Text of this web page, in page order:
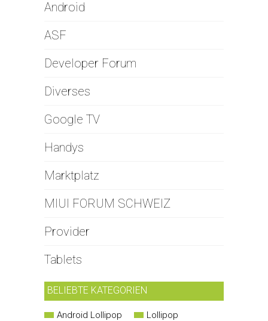
Android
ASF
Developer Forum
Diverses
Google TV
Handys
Marktplatz
MIUI FORUM SCHWEIZ
Provider
Tablets
BELIEBTE KATEGORIEN
Android Lollipop
Lollipop